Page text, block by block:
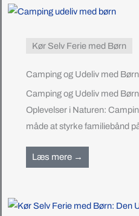
Kør Selv Ferie med Børn
Camping og Udeliv med Børn
Camping og Udeliv med
Oplevelser i Naturen:
måde at styrke familiebånd
Læs mere →